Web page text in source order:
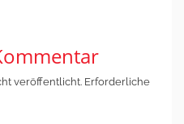
veröffentlicht. Erforderliche